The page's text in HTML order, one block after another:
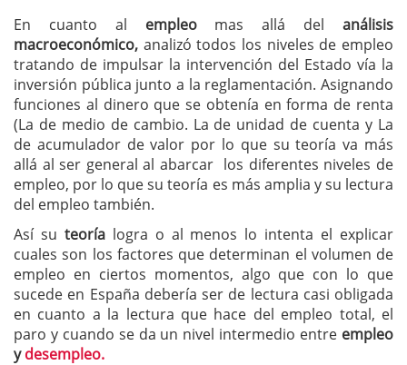
En cuanto al empleomas allá delanálisis
macroeconómico, analizó todos los niveles de empleo
tratando de impulsar la intervención del Estado vía la
inversión pública junto a la reglamentación. Asignando
funciones al dinero que se obtenía en forma de renta
(La de medio de cambio. La de unidad de cuenta y La
de acumulador de valor por lo que su teoría va más
allá al ser general al abarcar los diferentes niveles de
empleo, por lo que su teoría es más amplia y su lectura
del empleo también.
Así su teoríalogra o al menos lo intenta el explicar
cuales son los factores que determinan el volumen de
empleo en ciertos momentos, algo que con lo que
sucede en España debería ser de lectura casi obligada
en cuanto a la lectura que hace del empleo total, el
paro y cuando se da un nivel intermedio entre empleo
ydesempleo.